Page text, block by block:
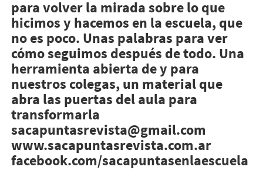
para volver la mirada sobre lo que
hicimos y hacemos en la escuela, que
no es poco. Unas palabras para ver
cómo seguimos después de todo. Una
herramienta abierta de y para
nuestros colegas, un material que
abra las puertas del aula para
transformarla
sacapuntasrevista@gmail.com
www.sacapuntasrevista.com.ar
facebook.com/sacapuntasenlaescuela